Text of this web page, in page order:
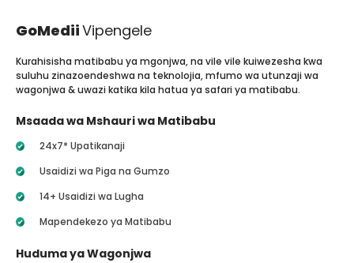
GoMediiVipengele
Kurahisisha matibabu ya mgonjwa, na vile vile kuiwezesha kwa
suluhu zinazoendeshwa na teknolojia, mfumo wa utunzaji wa
wagonjwa & uwazi katika kila hatua ya safari ya matibabu.
Msaada wa Mshauri wa Matibabu
24x7* Upatikanaji
Usaidizi wa Piga na Gumzo
14+ Usaidizi wa Lugha
Mapendekezo ya Matibabu
Huduma ya Wagonjwa